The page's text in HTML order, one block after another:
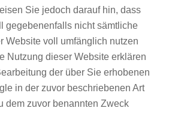
Sie jedoch darauf hin, dass
gegebenenfalls nicht sämtliche
Website voll umfänglich nutzen
Nutzung dieser Website erklären
der über Sie erhobenen
in der zuvor beschriebenen Art
dem zuvor benannten Zweck